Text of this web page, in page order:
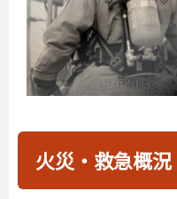
火災・救急概況